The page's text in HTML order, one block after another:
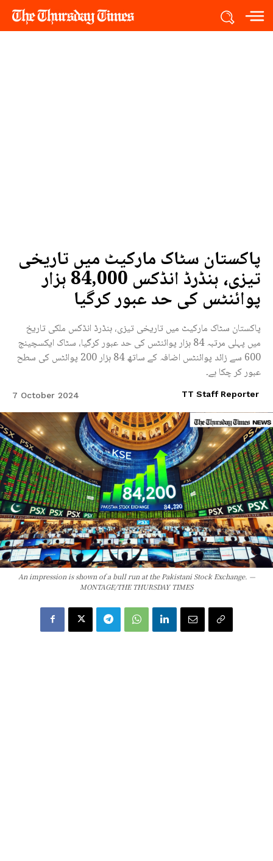
پاکستان سٹاک مارکیٹ میں تاریخی
تیزی، ہنڈرڈ انڈکس 84,000 ہزار
پوائنٹس کی حد عبور کرگیا
پاکستان سٹاک مارکیٹ میں تاریخی تیزی، ہنڈرڈ انڈکس ملکی تاریخ
میں پہلی مرتبہ 84 ہزار پوائنٹس کی حد عبور کرگیا، سٹاک ایکسچینج
600 سے زائد پوائنٹس اضافہ کے ساتھ 84 ہزار 200 پوائٹس کی سطح
عبور کر چکا ہے۔
TT Staff Reporter
7 October 2024
An impression is shown of a bull run at the Pakistani Stock Exchange. —
MONTAGE/THE THURSDAY TIMES